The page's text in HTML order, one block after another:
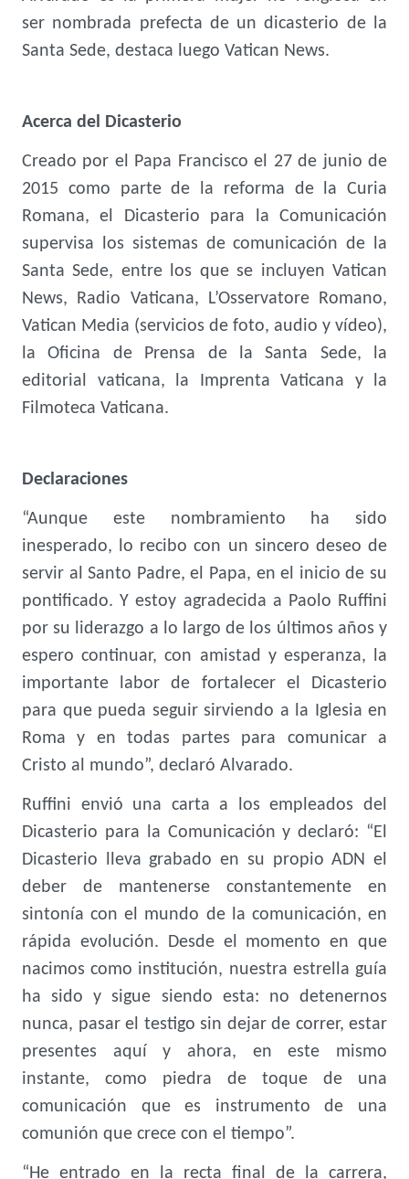
ser nombrada prefecta de un dicasterio de la
Santa Sede, destaca luego Vatican News.
Acerca del Dicasterio
Creado por el Papa Francisco el 27 de junio de
2015 como parte de la reforma de la Curia
Romana, el Dicasterio para la Comunicación
supervisa los sistemas de comunicación de la
Santa Sede, entre los que se incluyen Vatican
News, Radio Vaticana, L’Osservatore Romano,
Vatican Media (servicios de foto, audio y vídeo),
la Oficina de Prensa de la Santa Sede, la
editorial vaticana, la Imprenta Vaticana y la
Filmoteca Vaticana.
Declaraciones
“Aunque este nombramiento ha sido
inesperado, lo recibo con un sincero deseo de
servir al Santo Padre, el Papa, en el inicio de su
pontificado. Y estoy agradecida a Paolo Ruffini
por su liderazgo a lo largo de los últimos años y
espero continuar, con amistad y esperanza, la
importante labor de fortalecer el Dicasterio
para que pueda seguir sirviendo a la Iglesia en
Roma y en todas partes para comunicar a
Cristo al mundo”, declaró Alvarado.
Ruffini envió una carta a los empleados del
Dicasterio para la Comunicación y declaró: “El
Dicasterio lleva grabado en su propio ADN el
deber de mantenerse constantemente en
sintonía con el mundo de la comunicación, en
rápida evolución. Desde el momento en que
nacimos como institución, nuestra estrella guía
ha sido y sigue siendo esta: no detenernos
nunca, pasar el testigo sin dejar de correr, estar
presentes aquí y ahora, en este mismo
instante, como piedra de toque de una
comunicación que es instrumento de una
comunión que crece con el tiempo”.
“He entrado en la recta final de la carrera,